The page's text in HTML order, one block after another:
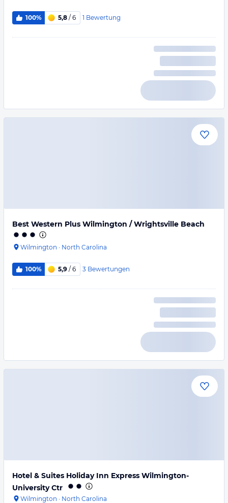
100% 5,8 / 6 1 Bewertung
Best Western Plus Wilmington / Wrightsville Beach
Wilmington · North Carolina
100% 5,9 / 6 3 Bewertungen
Hotel & Suites Holiday Inn Express Wilmington-
University Ctr
Wilmington · North Carolina